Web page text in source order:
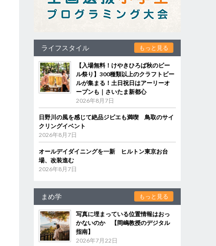
ライフスタイル もっと見る
【入場無料！けやきひろば秋のビー
ル祭り】300種類以上のクラフトビー
ルが集まる！土日祝日はアーリーオ
ープンも｜さいたま新都心
2026年8月7日
日野川の風を感じて絶品ジビエも満喫 鳥取のサイ
クリングイベント
2026年8月7日
オールデイダイニングを一新 ヒルトン東京お台
場、改装進む
2026年8月7日
まめ学 もっと見る
写真に埋まっている位置情報はおっ
かないのか 【岡嶋教授のデジタル
指南】
2026年7月22日